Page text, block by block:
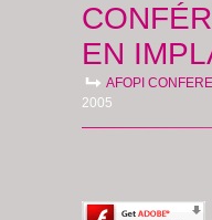
EN
AFOPI
2005